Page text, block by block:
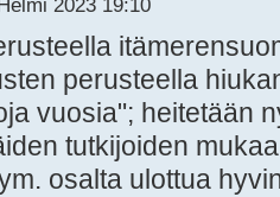
2023 19:10
perusteella
vuosia"; heitetään
tutkijoiden
osalta ulottua